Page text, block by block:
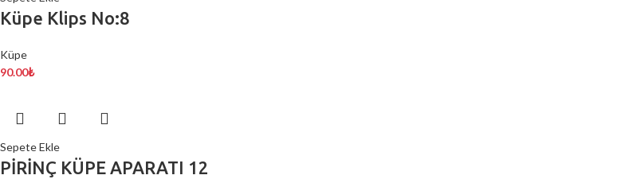
Küpe Klips No:8
Küpe
90.00₺
Sepete Ekle
PİRİNÇ KÜPE APARATI 12